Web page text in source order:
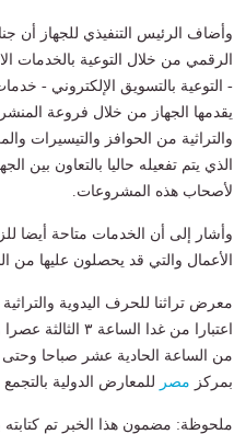
وأضاف الرئيس التنفيذي للجهاز أن
الرقمي من خلال التوعية بالخدمات
- التوعية بالتسويق الإلكتروني -
يقدمها الجهاز من خلال فروعة
الذي يتم تفعيله حاليا بالتعاون بين
لأصحاب هذه المشروعات.
وأشار إلى أن الخدمات متاحة أيضا
الأعمال والتي قد يحصلون عليها
معرض تراثنا للحرف اليدوية
بمركز مصر للمعارض الدولية
ملحوظة: مضمون هذا الخبر تم